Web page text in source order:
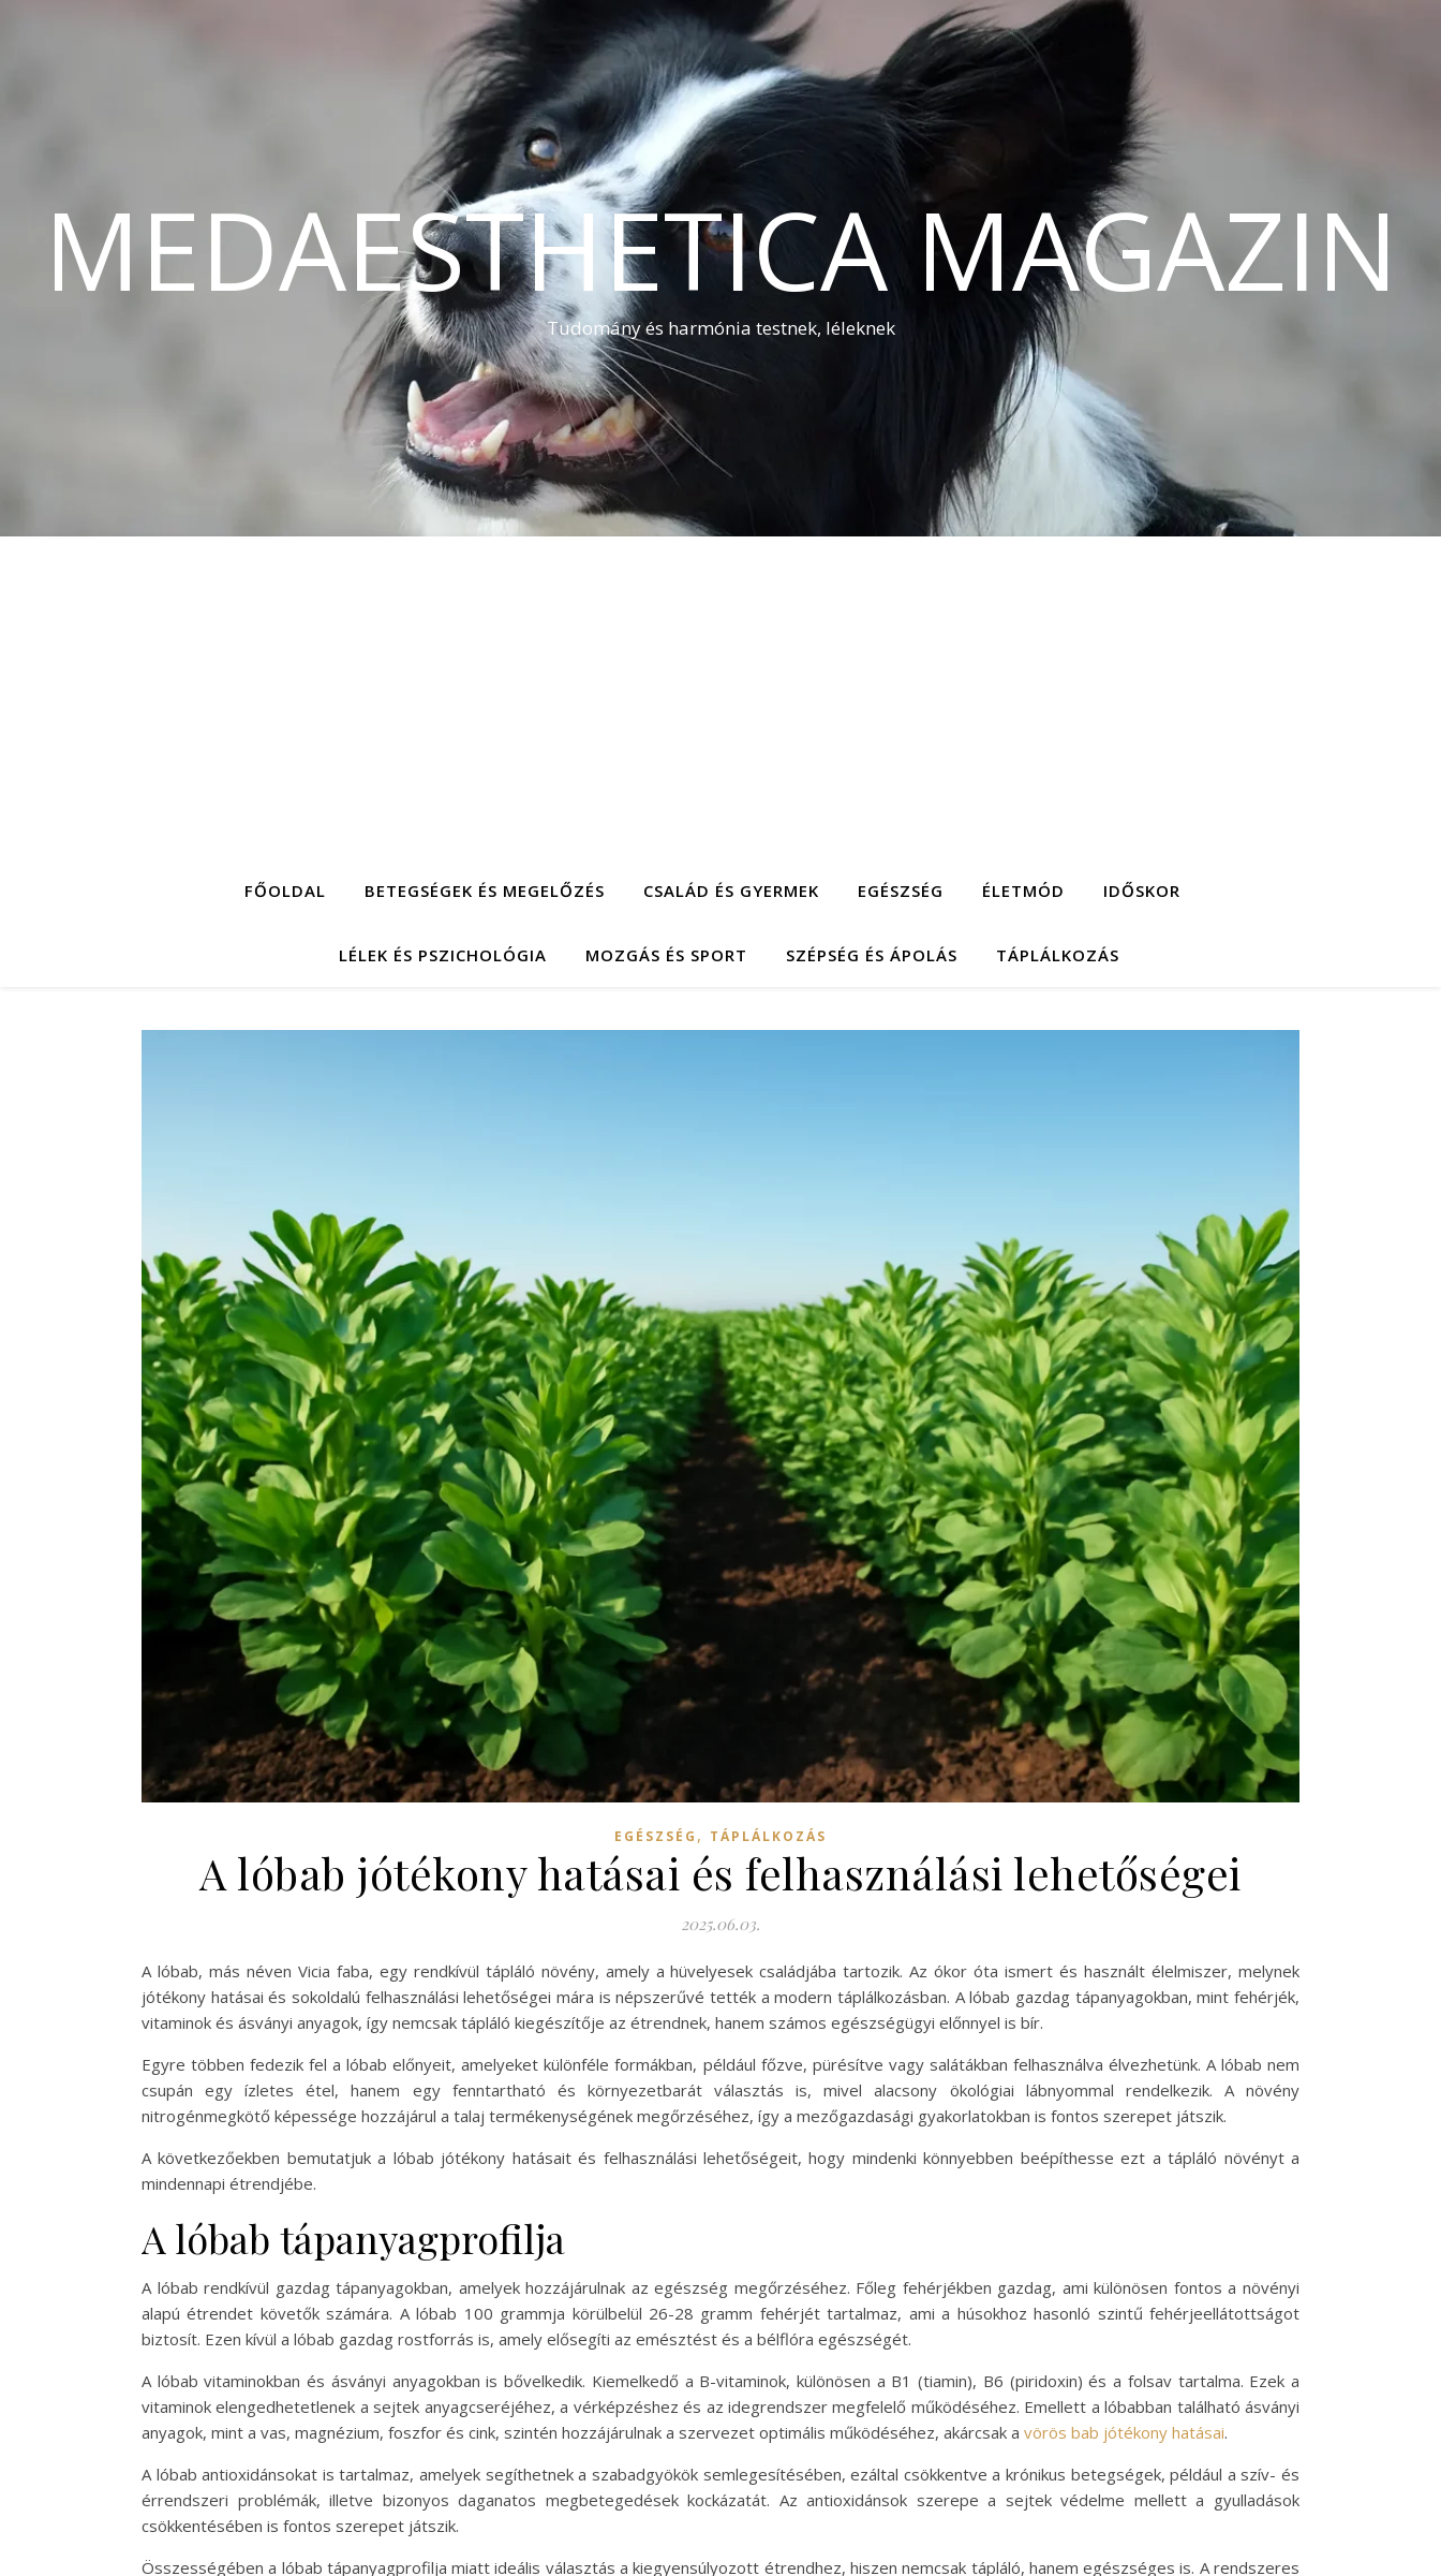
MEDAESTHETICA MAGAZIN
Tudomány és harmónia testnek, léleknek
FŐOLDAL BETEGSÉGEK ÉS MEGELŐZÉS CSALÁD ÉS GYERMEK EGÉSZSÉG ÉLETMÓD IDŐSKOR
LÉLEK ÉS PSZICHOLÓGIA MOZGÁS ÉS SPORT SZÉPSÉG ÉS ÁPOLÁS TÁPLÁLKOZÁS
EGÉSZSÉG , TÁPLÁLKOZÁS
A lóbab jótékony hatásai és felhasználási lehetőségei
2025.06.03.
A lóbab, más néven Vicia faba, egy rendkívül tápláló növény, amely a hüvelyesek családjába tartozik. Az ókor óta ismert és használt élelmiszer, melynek
jótékony hatásai és sokoldalú felhasználási lehetőségei mára is népszerűvé tették a modern táplálkozásban. A lóbab gazdag tápanyagokban, mint fehérjék,
vitaminok és ásványi anyagok, így nemcsak tápláló kiegészítője az étrendnek, hanem számos egészségügyi előnnyel is bír.
Egyre többen fedezik fel a lóbab előnyeit, amelyeket különféle formákban, például főzve, pürésítve vagy salátákban felhasználva élvezhetünk. A lóbab nem
csupán egy ízletes étel, hanem egy fenntartható és környezetbarát választás is, mivel alacsony ökológiai lábnyommal rendelkezik. A növény
nitrogénmegkötő képessége hozzájárul a talaj termékenységének megőrzéséhez, így a mezőgazdasági gyakorlatokban is fontos szerepet játszik.
A következőekben bemutatjuk a lóbab jótékony hatásait és felhasználási lehetőségeit, hogy mindenki könnyebben beépíthesse ezt a tápláló növényt a
mindennapi étrendjébe.
A lóbab tápanyagprofilja
A lóbab rendkívül gazdag tápanyagokban, amelyek hozzájárulnak az egészség megőrzéséhez. Főleg fehérjékben gazdag, ami különösen fontos a növényi
alapú étrendet követők számára. A lóbab 100 grammja körülbelül 26-28 gramm fehérjét tartalmaz, ami a húsokhoz hasonló szintű fehérjeellátottságot
biztosít. Ezen kívül a lóbab gazdag rostforrás is, amely elősegíti az emésztést és a bélflóra egészségét.
A lóbab vitaminokban és ásványi anyagokban is bővelkedik. Kiemelkedő a B-vitaminok, különösen a B1 (tiamin), B6 (piridoxin) és a folsav tartalma. Ezek a
vitaminok elengedhetetlenek a sejtek anyagcseréjéhez, a vérképzéshez és az idegrendszer megfelelő működéséhez. Emellett a lóbabban található ásványi
anyagok, mint a vas, magnézium, foszfor és cink, szintén hozzájárulnak a szervezet optimális működéséhez, akárcsak a vörös bab jótékony hatásai.
A lóbab antioxidánsokat is tartalmaz, amelyek segíthetnek a szabadgyökök semlegesítésében, ezáltal csökkentve a krónikus betegségek, például a szív- és
érrendszeri problémák, illetve bizonyos daganatos megbetegedések kockázatát. Az antioxidánsok szerepe a sejtek védelme mellett a gyulladások
csökkentésében is fontos szerepet játszik.
Összességében a lóbab tápanyagprofilja miatt ideális választás a kiegyensúlyozott étrendhez, hiszen nemcsak tápláló, hanem egészséges is. A rendszeres